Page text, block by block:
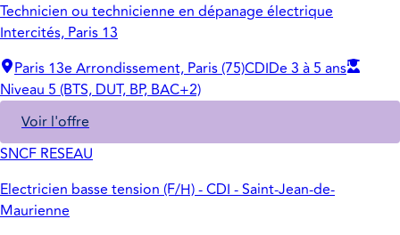
Technicien ou technicienne en dépanage électrique
Intercités, Paris 13
Paris 13e Arrondissement, Paris (75)CDIDe 3 à 5 ans
Niveau 5 (BTS, DUT, BP, BAC+2)
Voir l'offre
SNCF RESEAU
Electricien basse tension (F/H) - CDI - Saint-Jean-de-
Maurienne